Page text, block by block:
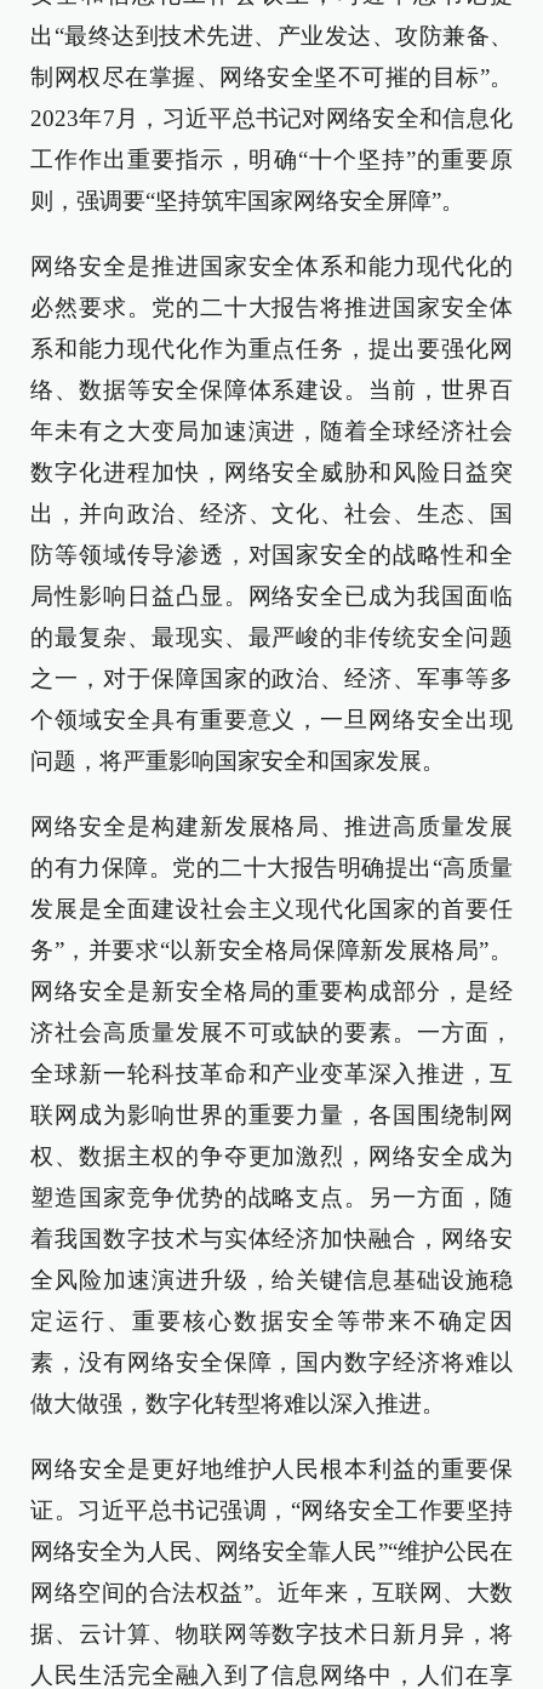
出“最终达到技术先进、产业发达、攻防兼备、
制网权尽在掌握、网络安全坚不可摧的目标”。
2023年7月，习近平总书记对网络安全和信息化
工作作出重要指示，明确“十个坚持”的重要原
则，强调要“坚持筑牢国家网络安全屏障”。
网络安全是推进国家安全体系和能力现代化的
必然要求。党的二十大报告将推进国家安全体
系和能力现代化作为重点任务，提出要强化网
络、数据等安全保障体系建设。当前，世界百
年未有之大变局加速演进，随着全球经济社会
数字化进程加快，网络安全威胁和风险日益突
出，并向政治、经济、文化、社会、生态、国
防等领域传导渗透，对国家安全的战略性和全
局性影响日益凸显。网络安全已成为我国面临
的最复杂、最现实、最严峻的非传统安全问题
之一，对于保障国家的政治、经济、军事等多
个领域安全具有重要意义，一旦网络安全出现
问题，将严重影响国家安全和国家发展。
网络安全是构建新发展格局、推进高质量发展
的有力保障。党的二十大报告明确提出“高质量
发展是全面建设社会主义现代化国家的首要任
务”，并要求“以新安全格局保障新发展格局”。
网络安全是新安全格局的重要构成部分，是经
济社会高质量发展不可或缺的要素。一方面，
全球新一轮科技革命和产业变革深入推进，互
联网成为影响世界的重要力量，各国围绕制网
权、数据主权的争夺更加激烈，网络安全成为
塑造国家竞争优势的战略支点。另一方面，随
着我国数字技术与实体经济加快融合，网络安
全风险加速演进升级，给关键信息基础设施稳
定运行、重要核心数据安全等带来不确定因
素，没有网络安全保障，国内数字经济将难以
做大做强，数字化转型将难以深入推进。
网络安全是更好地维护人民根本利益的重要保
证。习近平总书记强调，“网络安全工作要坚持
网络安全为人民、网络安全靠人民”“维护公民在
网络空间的合法权益”。近年来，互联网、大数
据、云计算、物联网等数字技术日新月异，将
人民生活完全融入到了信息网络中，人们在享